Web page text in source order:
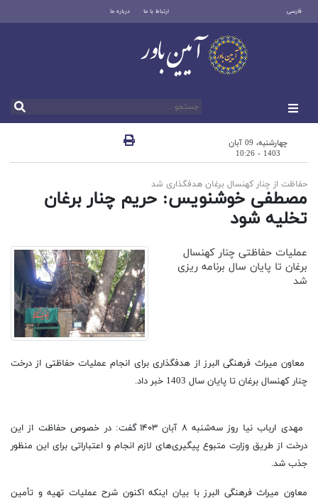
فارسی ارتباط با ما درباره ما
چهارشنبه، 09 آبان
1403 - 10:26
حفاظت از چنار کهنسال برغان هدفگذاری شد
مصطفی خوشنویس: حریم چنار برغان
تخلیه شود
عملیات حفاظتی چنار کهنسال
برغان تا پایان سال برنامه ریزی
شد
معاون میراث فرهنگی البرز از هدفگذاری برای انجام عملیات حفاظتی از درخت
چنار کهنسال برغان تا پایان سال 1403 خبر داد.
مهدی ارباب نیا روز سه‌شنبه ۸ آبان ۱۴۰۳ گفت: در خصوص حفاظت از این
درخت از طریق وزارت متبوع پیگیری‌های لازم انجام و اعتباراتی برای این منظور
جذب شد.
معاون میراث فرهنگی البرز با بیان اینکه اکنون شرح عملیات تهیه و تأمین